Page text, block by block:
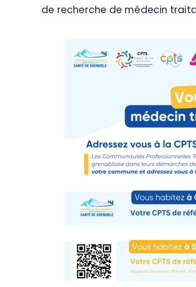
de recherche de médecin